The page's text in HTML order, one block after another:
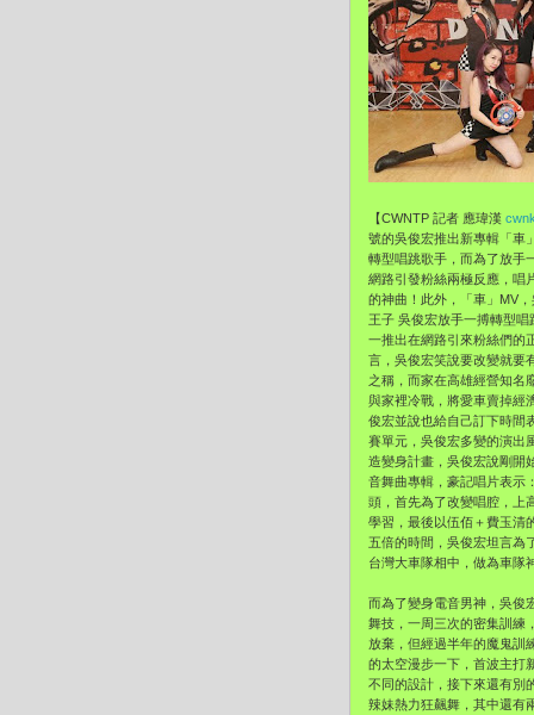
【CWNTP 記者 應瑋漢
號的吳俊宏推出新專輯「車
轉型唱跳歌手，而為了放手
網路引發粉絲兩極反應，唱
的神曲！此外，「車」MV
王子 吳俊宏放手一搏轉型
一推出在網路引來粉絲們的
言，吳俊宏笑說要改變就要
之稱，而家在高雄經營知名
與家裡冷戰，將愛車賣掉經
俊宏並說也給自己訂下時間
賽單元，吳俊宏多變的演出
造變身計畫，吳俊宏說剛開
音舞曲專輯，豪記唱片表示
頭，首先為了改變唱腔，上
學習，最後以伍佰＋費玉清
五倍的時間，吳俊宏坦言為
台灣大車隊相中，做為車隊
而為了變身電音男神，吳俊
舞技，一周三次的密集訓練
放棄，但經過半年的魔鬼訓
的太空漫步一下，首波主打
不同的設計，接下來還有別
辣妹熱力狂飆舞，其中還有